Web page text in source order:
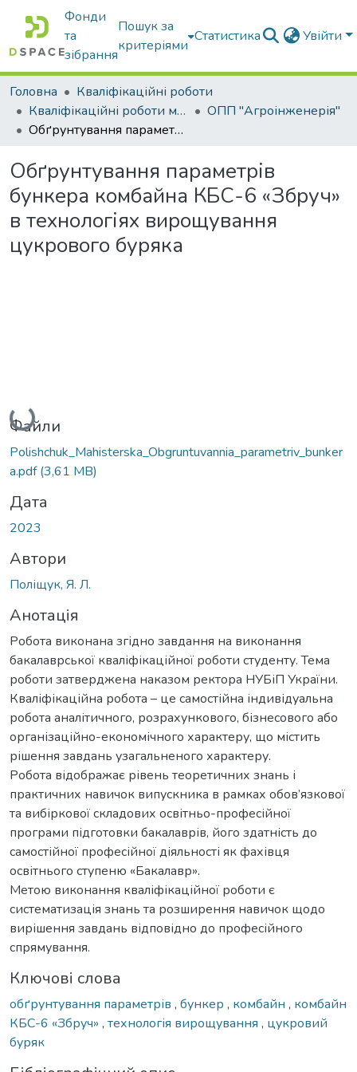
Фонди
та
зібрання
Пошук за
критеріями
Статистика Увійти
Головна
Кваліфікаційні роботи
Кваліфікаційні роботи магістрів
ОПП "Агроінженерія"
Обґрунтування параметрів бункера комбайна КБС-6 «Збруч» в технологіях вирощування цукрового буряка
Обґрунтування параметрів
бункера комбайна КБС-6 «Збруч»
в технологіях вирощування
цукрового буряка
Вантажиться...
Файли
Polishchuk_Mahisterska_Obgruntuvannia_parametriv_bunker
a.pdf(3,61 MB)
Дата
2023
Автори
Поліщук, Я. Л.
Анотація
Робота виконана згідно завдання на виконання
бакалаврської кваліфікаційної роботи студенту. Тема
роботи затверджена наказом ректора НУБіП України.
Кваліфікаційна робота – це самостійна індивідуальна
робота аналітичного, розрахункового, бізнесового або
організаційно-економічного характеру, що містить
рішення завдань узагальненого характеру.
Робота відображає рівень теоретичних знань і
практичних навичок випускника в рамках обов’язкової
та вибіркової складових освітньо-професійної
програми підготовки бакалаврів, його здатність до
самостійної професійної діяльності як фахівця
освітнього ступеню «Бакалавр».
Метою виконання кваліфікаційної роботи є
систематизація знань та розширення навичок щодо
вирішення завдань відповідно до професійного
спрямування.
Ключові слова
обґрунтування параметрів , бункер , комбайн , комбайн
КБС-6 «Збруч» , технологія вирощування , цукровий
буряк